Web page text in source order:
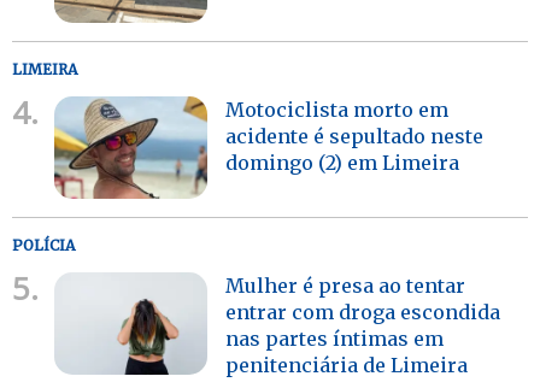
LIMEIRA
4.
Motociclista morto em
acidente é sepultado neste
domingo (2) em Limeira
POLÍCIA
5.
Mulher é presa ao tentar
entrar com droga escondida
nas partes íntimas em
penitenciária de Limeira